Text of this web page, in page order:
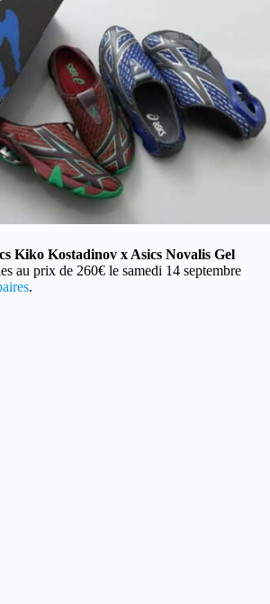
Kiko Kostadinov x Asics Novalis Gel
au prix de 260€ le samedi 14 septembre
.